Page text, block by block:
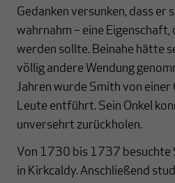
Gedanken versunken, dass er
wahrnahm – eine
werden sollte. Beinahe hätte
völlig andere Wendung
Jahren wurde Smith von
Leute entführt. Sein Onkel
unversehrt zurückholen.
Von 1730 bis 1737 besuchte
in Kirkcaldy. Anschließend